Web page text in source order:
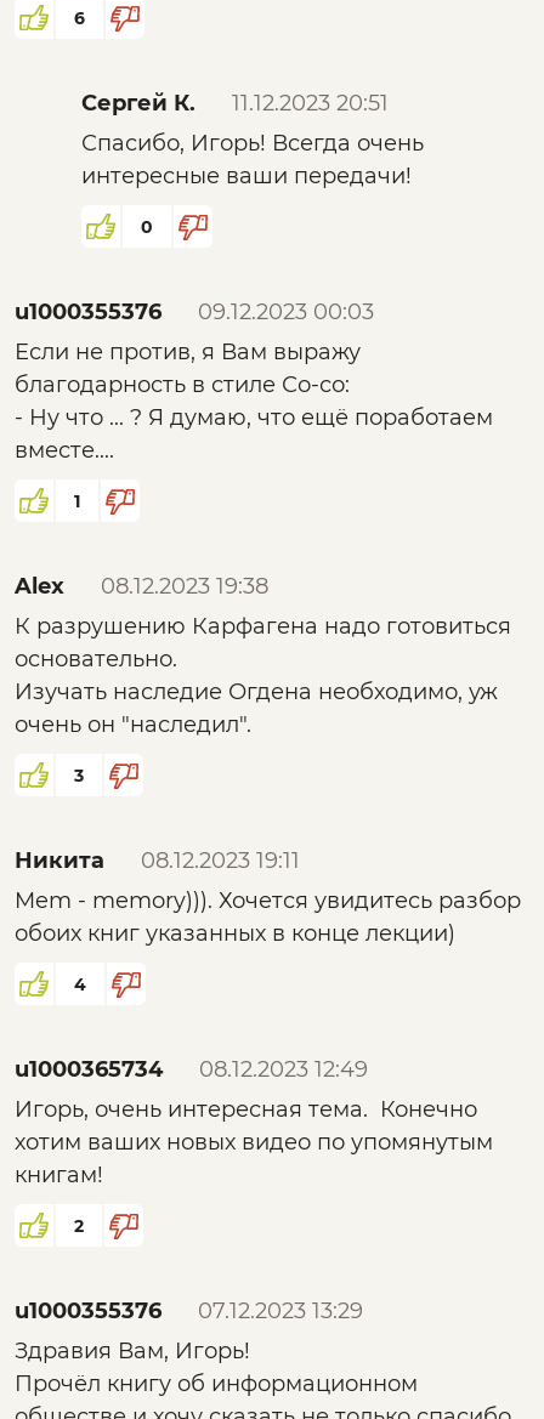
6
Сергей К.
11.12.2023 20:51
Спасибо, Игорь! Всегда очень
интересные ваши передачи!
0
u1000355376
09.12.2023 00:03
Если не против, я Вам выражу
благодарность в стиле Со-со:
- Ну что ... ? Я думаю, что ещё поработаем
вместе....
1
Alex
08.12.2023 19:38
К разрушению Карфагена надо готовиться
основательно.
Изучать наследие Огдена необходимо, уж
очень он "наследил".
3
Никита
08.12.2023 19:11
Mem - memory))). Хочется увидитесь разбор
обоих книг указанных в конце лекции)
4
u1000365734
08.12.2023 12:49
Игорь, очень интересная тема. Конечно
хотим ваших новых видео по упомянутым
книгам!
2
u1000355376
07.12.2023 13:29
Здравия Вам, Игорь!
Прочёл книгу об информационном